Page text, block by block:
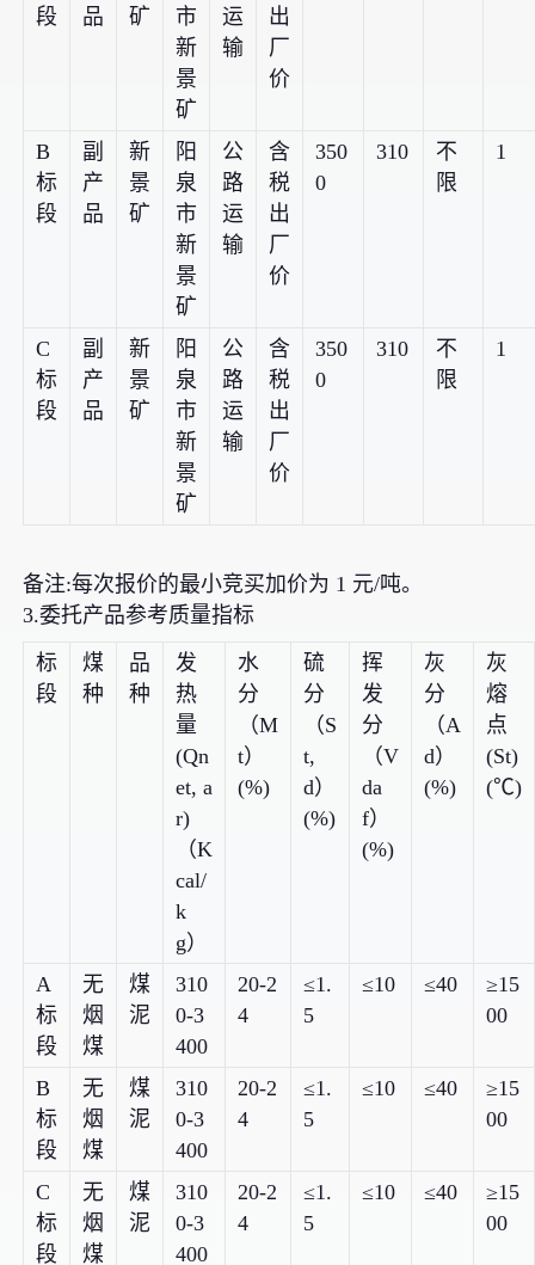
段
品
矿
市
新
景
矿
运
输
出
厂
价
B
标
段
副
产
品
新
景
矿
阳
泉
市
新
景
矿
公
路
运
输
含
税
出
厂
价
350
0
310
不
限
1
C
标
段
副
产
品
新
景
矿
阳
泉
市
新
景
矿
公
路
运
输
含
税
出
厂
价
350
0
310
不
限
1
备注:每次报价的最小竞买加价为 1 元/吨。
3.委托产品参考质量指标
标
段
煤
种
品
种
发
热
量
(Qn
et, a
r)
（K
cal/
k
g）
水
分
（M
t）
(%)
硫
分
（S
t,
d）
(%)
挥
发
分
（V
da
f）
(%)
灰
分
（A
d）
(%)
灰
熔
点
(St)
(℃)
A
标
段
无
烟
煤
煤
泥
310
0-3
400
20-2
4
≤1.
5
≤10 ≤40
≥15
00
B
标
段
无
烟
煤
煤
泥
310
0-3
400
20-2
4
≤1.
5
≤10 ≤40
≥15
00
C
标
段
无
烟
煤
煤
泥
310
0-3
400
20-2
4
≤1.
5
≤10 ≤40
≥15
00